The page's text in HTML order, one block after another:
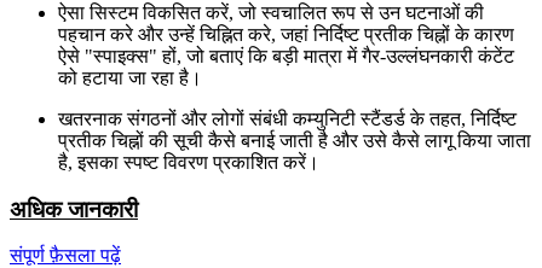
ऐसा सिस्टम विकसित करें, जो स्वचालित रूप से उन घटनाओं की
पहचान करे और उन्हें चिह्नित करे, जहां निर्दिष्ट प्रतीक चिह्नों के कारण
ऐसे "स्पाइक्स" हों, जो बताएं कि बड़ी मात्रा में गैर-उल्लंघनकारी कंटेंट
को हटाया जा रहा है।
खतरनाक संगठनों और लोगों संबंधी कम्युनिटी स्टैंडर्ड के तहत, निर्दिष्ट
प्रतीक चिह्नों की सूची कैसे बनाई जाती है और उसे कैसे लागू किया जाता
है, इसका स्पष्ट विवरण प्रकाशित करें।
अधिक जानकारी
संपूर्ण फ़ैसला पढ़ें